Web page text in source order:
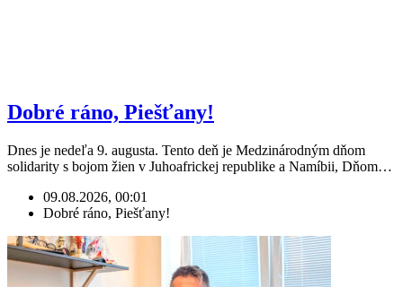
Dobré ráno, Piešťany!
Dnes je nedeľa 9. augusta. Tento deň je Medzinárodným dňom
solidarity s bojom žien v Juhoafrickej republike a Namíbii, Dňom…
09.08.2026, 00:01
Dobré ráno, Piešťany!